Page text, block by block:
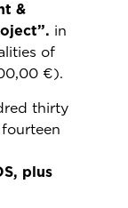
&
in
of
€).
thirty
plus